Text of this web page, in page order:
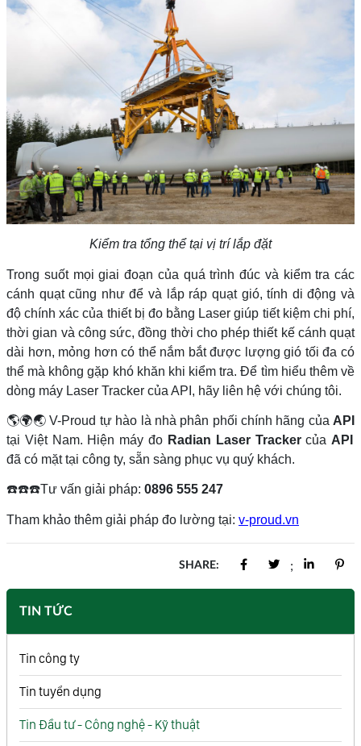
TIN TỨC
Tin công ty
Tin tuyển dụng
Tin Đầu tư - Công nghệ - Kỹ thuật
Kiểm tra tổng thể tại vị trí lắp đặt
Trong suốt mọi giai đoạn của quá trình đúc và kiểm tra các
cánh quạt cũng như để và lắp ráp quạt gió, tính di động và
độ chính xác của thiết bị đo bằng Laser giúp tiết kiệm chi phí,
thời gian và công sức, đồng thời cho phép thiết kế cánh quạt
dài hơn, mỏng hơn có thể nắm bắt được lượng gió tối đa có
thể mà không gặp khó khăn khi kiểm tra. Để tìm hiểu thêm về
dòng máy Laser Tracker của API, hãy liên hệ với chúng tôi.
🌎🌍🌏 V-Proud tự hào là nhà phân phối chính hãng của API
tại Việt Nam. Hiện máy đo Radian Laser Trackercủa API
đã có mặt tại công ty, sẵn sàng phục vụ quý khách.
☎️☎️☎️Tư vấn giải pháp: 0896 555 247
Tham khảo thêm giải pháp đo lường tại: v-proud.vn
SHARE: ;